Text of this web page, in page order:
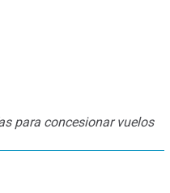
para concesionar vuelos